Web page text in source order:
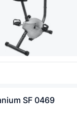
SF 0469